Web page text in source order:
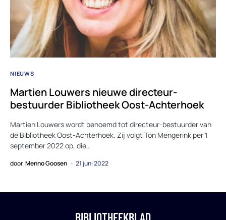
NIEUWS
Martien Louwers nieuwe directeur-
bestuurder Bibliotheek Oost-Achterhoek
Martien Louwers wordt benoemd tot directeur-bestuurder van
de Bibliotheek Oost-Achterhoek. Zij volgt Ton Mengerink per 1
september 2022 op, die…
door Menno Goosen 21 juni 2022